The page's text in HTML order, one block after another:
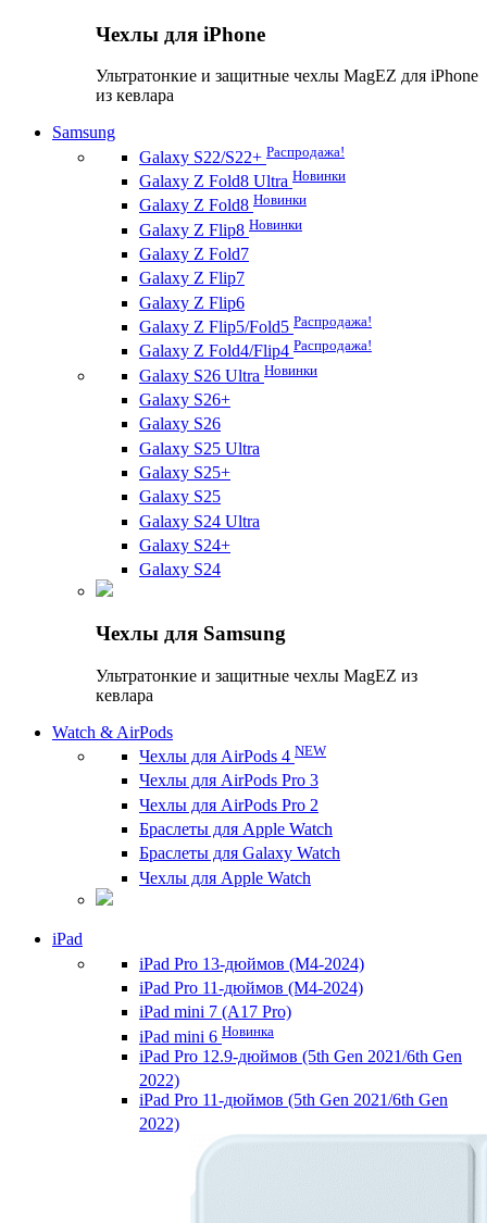
Чехлы для iPhone
Ультратонкие и защитные чехлы MagEZ для iPhone
из кевлара
Samsung
Galaxy S22/S22+ Распродажа!
Galaxy Z Fold8 Ultra Новинки
Galaxy Z Fold8 Новинки
Galaxy Z Flip8 Новинки
Galaxy Z Fold7
Galaxy Z Flip7
Galaxy Z Flip6
Galaxy Z Flip5/Fold5 Распродажа!
Galaxy Z Fold4/Flip4 Распродажа!
Galaxy S26 Ultra Новинки
Galaxy S26+
Galaxy S26
Galaxy S25 Ultra
Galaxy S25+
Galaxy S25
Galaxy S24 Ultra
Galaxy S24+
Galaxy S24
Чехлы для Samsung
Ультратонкие и защитные чехлы MagEZ из
кевлара
Watch & AirPods
Чехлы для AirPods 4 NEW
Чехлы для AirPods Pro 3
Чехлы для AirPods Pro 2
Браслеты для Apple Watch
Браслеты для Galaxy Watch
Чехлы для Apple Watch
iPad
iPad Pro 13-дюймов (M4-2024)
iPad Pro 11-дюймов (M4-2024)
iPad mini 7 (A17 Pro)
iPad mini 6 Новинка
iPad Pro 12.9-дюймов (5th Gen 2021/6th Gen
2022)
iPad Pro 11-дюймов (5th Gen 2021/6th Gen
2022)